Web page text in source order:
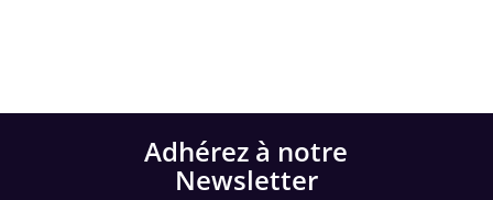
Adhérez à notre
Newsletter